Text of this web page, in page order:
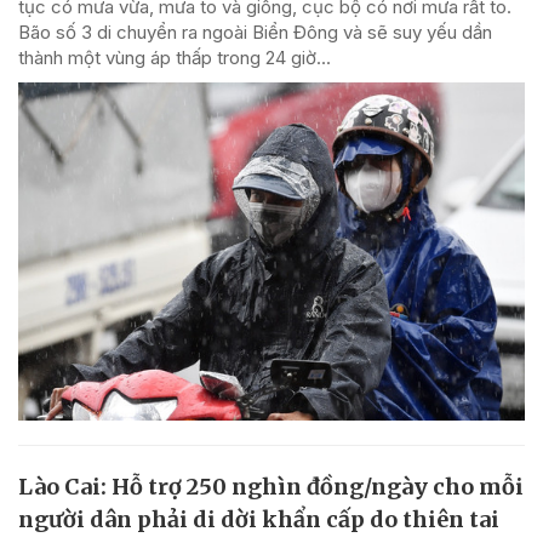
tục có mưa vừa, mưa to và giông, cục bộ có nơi mưa rất to.
Bão số 3 di chuyển ra ngoài Biển Đông và sẽ suy yếu dần
thành một vùng áp thấp trong 24 giờ...
Lào Cai: Hỗ trợ 250 nghìn đồng/ngày cho mỗi
người dân phải di dời khẩn cấp do thiên tai